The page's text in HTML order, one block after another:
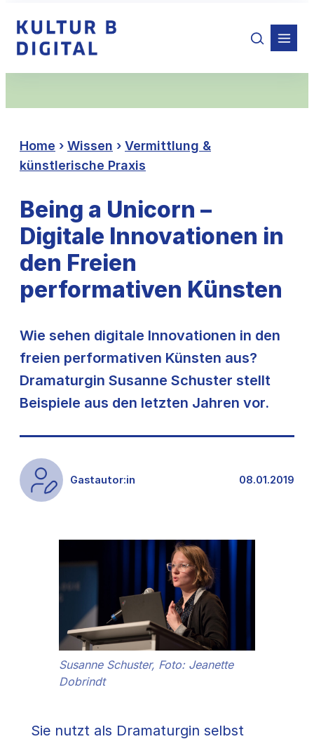
Inhalt
springen
Home › Wissen › Vermittlung &
künstlerische Praxis
Being a Unicorn –
Digitale Innovationen in
den Freien
performativen Künsten
Wie sehen digitale Innovationen in den
freien performativen Künsten aus?
Dramaturgin Susanne Schuster stellt
Beispiele aus den letzten Jahren vor.
Gastautor:in 08.01.2019
Susanne Schuster, Foto: Jeanette
Dobrindt
Sie nutzt als Dramaturgin selbst